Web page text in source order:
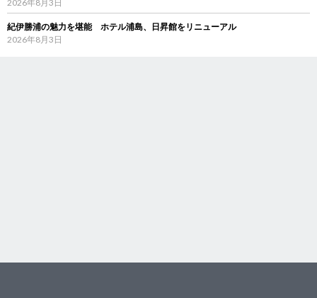
2026年8月3日
紀伊勝浦の魅力を堪能 ホテル浦島、日昇館をリニューアル
2026年8月3日